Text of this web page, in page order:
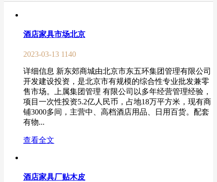
酒店家具市场北京
2023-03-13 1140
详细信息 新东郊商城由北京市东五环集团管理有限公司
开发建设投资，是北京市有规模的综合性专业批发兼零
售市场。上属集团管理 有限公司以多年经营管理经验，
项目一次性投资5.2亿人民币，占地18万平方米，现有商
铺3000多间，主营中、高档酒店用品、日用百货。配套
有物...
查看全文
酒店家具厂贴木皮